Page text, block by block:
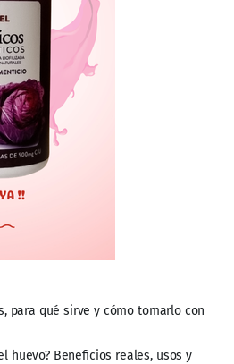
para qué sirve y cómo tomarlo con
huevo? Beneficios reales, usos y